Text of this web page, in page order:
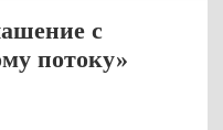
с
потоку»